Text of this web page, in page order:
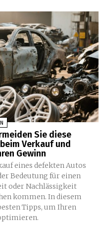
Sie diese
Verkauf und
Gewinn
eines defekten Autos
Bedeutung für einen
oder Nachlässigkeit
kommen. In diesem
Tipps, um Ihren